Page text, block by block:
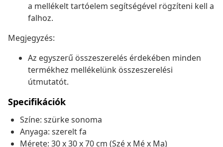
a mellékelt tartóelem segítségével rögzíteni kell a
falhoz.
Megjegyzés:
Az egyszerű összeszerelés érdekében minden
termékhez mellékelünk összeszerelési
útmutatót.
Specifikációk
Színe: szürke sonoma
Anyaga: szerelt fa
Mérete: 30 x 30 x 70 cm (Szé x Mé x Ma)